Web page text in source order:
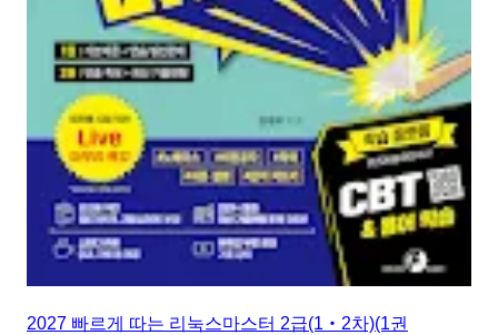
2027 빠르게 따는 리눅스마스터 2급(1‧2차)(1권